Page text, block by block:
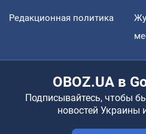
Редакционная политика
OBOZ.UA в
Подписывайтесь, чтобы
новостей Украины